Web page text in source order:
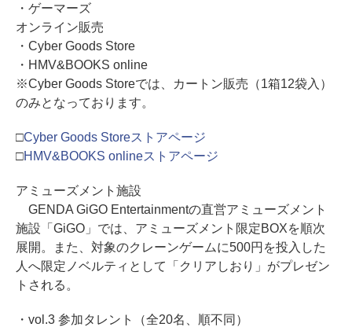
・ゲーマーズ
オンライン販売
・Cyber Goods Store
・HMV&BOOKS online
※Cyber Goods Storeでは、カートン販売（1箱12袋入）
のみとなっております。
□Cyber Goods Storeストアページ
□HMV&BOOKS onlineストアページ
アミューズメント施設
GENDA GiGO Entertainmentの直営アミューズメント
施設「GiGO」では、アミューズメント限定BOXを順次
展開。また、対象のクレーンゲームに500円を投入した
人へ限定ノベルティとして「クリアしおり」がプレゼン
トされる。
・vol.3 参加タレント（全20名、順不同）